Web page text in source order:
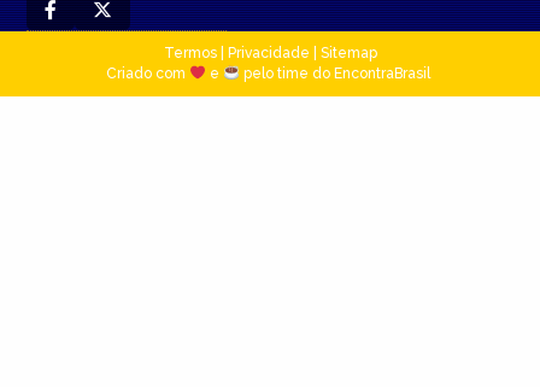
Termos| Privacidade
Sitemap
Criado com
e pelo time do EncontraBrasil